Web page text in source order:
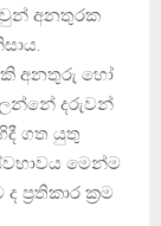
අනතුරක
අනතුරු හෝ
දරුවන්
ගත යුතු
මෙන්ම
ප‍්‍රතිකාර ක‍්‍රම